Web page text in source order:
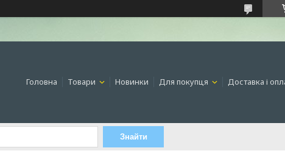
Головна Товари Новинки Для покупця Доставка і
Знайти